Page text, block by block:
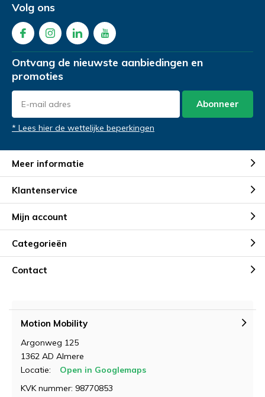
Volg ons
Ontvang de nieuwste aanbiedingen en
promoties
Abonneer
* Lees hier de wettelijke beperkingen
Meer informatie
Klantenservice
Mijn account
Categorieën
Contact
Motion Mobility
Argonweg 125
1362 AD Almere
Locatie:
Open in Googlemaps
KVK nummer: 98770853